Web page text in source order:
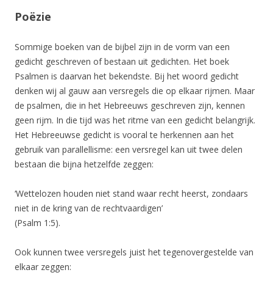
Poëzie
Sommige boeken van de bijbel zijn in de vorm van een
gedicht geschreven of bestaan uit gedichten. Het boek
Psalmen is daarvan het bekendste. Bij het woord gedicht
denken wij al gauw aan versregels die op elkaar rijmen. Maar
de psalmen, die in het Hebreeuws geschreven zijn, kennen
geen rijm. In die tijd was het ritme van een gedicht belangrijk.
Het Hebreeuwse gedicht is vooral te herkennen aan het
gebruik van parallellisme: een versregel kan uit twee delen
bestaan die bijna hetzelfde zeggen:
‘Wettelozen houden niet stand waar recht heerst, zondaars
niet in de kring van de rechtvaardigen’
(Psalm 1:5).
Ook kunnen twee versregels juist het tegenovergestelde van
elkaar zeggen: